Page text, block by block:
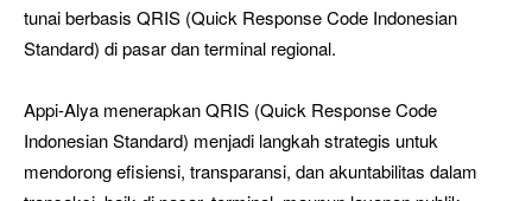
tunai berbasis QRIS (Quick Response Code Indonesian
Standard) di pasar dan terminal regional.
Appi-Alya menerapkan QRIS (Quick Response Code
Indonesian Standard) menjadi langkah strategis untuk
mendorong efisiensi, transparansi, dan akuntabilitas dalam